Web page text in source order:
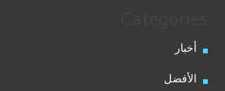
أخبار
الأفضل